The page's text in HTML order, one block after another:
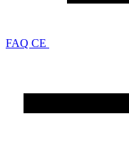
FAQ CE